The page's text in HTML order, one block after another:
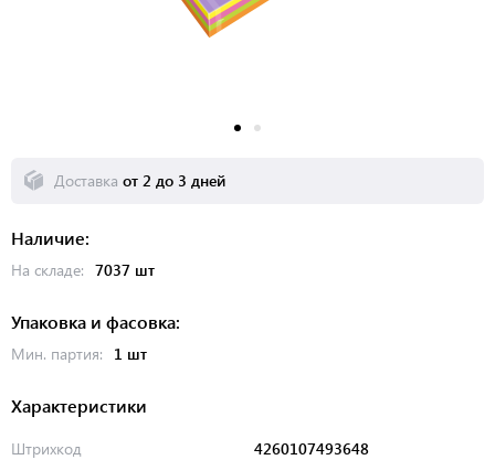
Наличие:
На складе: 7037 шт
Упаковка и фасовка:
Мин. партия: 1 шт
Доставка от 2 до 3 дней
Характеристики
Штрихкод 4260107493648